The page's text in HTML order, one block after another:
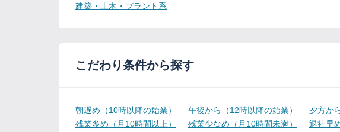
建築・土木・プラント系
こだわり条件から探す
朝遅め（10時以降の始業） 午後から（12時以降の始業） 夕方か
残業多め（月10時間以上）
残業少なめ（月10時間未満） 退社早